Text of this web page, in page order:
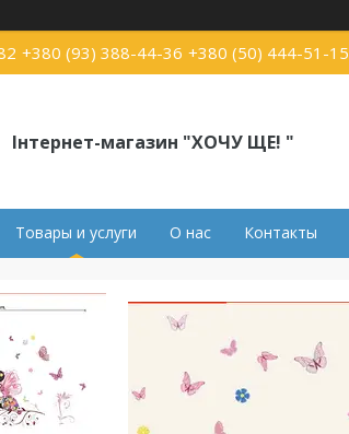
+380 (93) 388-44-36 +380 (50) 444-51-15
Інтернет-магазин "ХОЧУ ЩЕ! "
Товары и услуги О нас Контакты